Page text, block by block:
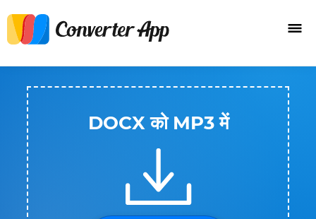
DOCX को MP3 में